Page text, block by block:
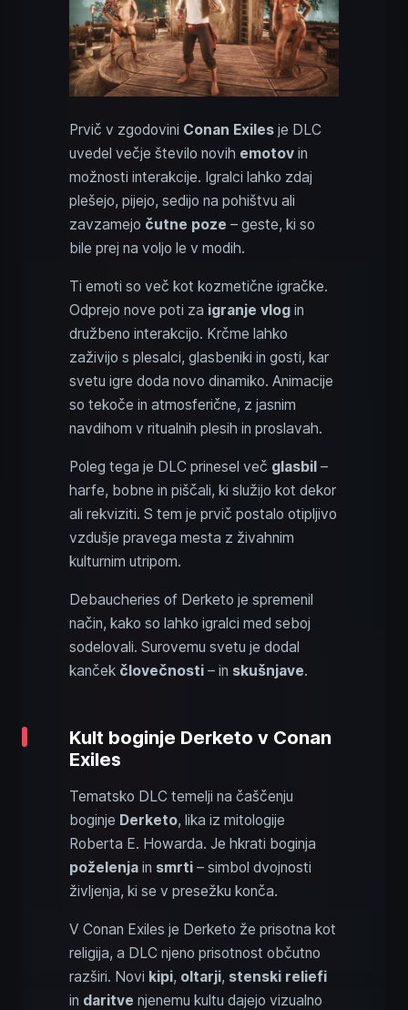
Prvič v zgodovini Conan Exiles je DLC
uvedel večje število novih emotov in
možnosti interakcije. Igralci lahko zdaj
plešejo, pijejo, sedijo na pohištvu ali
zavzamejo čutne poze – geste, ki so
bile prej na voljo le v modih.
Ti emoti so več kot kozmetične igračke.
Odprejo nove poti za igranje vlog in
družbeno interakcijo. Krčme lahko
zaživijo s plesalci, glasbeniki in gosti, kar
svetu igre doda novo dinamiko. Animacije
so tekoče in atmosferične, z jasnim
navdihom v ritualnih plesih in proslavah.
Poleg tega je DLC prinesel več glasbil –
harfe, bobne in piščali, ki služijo kot dekor
ali rekviziti. S tem je prvič postalo otipljivo
vzdušje pravega mesta z živahnim
kulturnim utripom.
Debaucheries of Derketo je spremenil
način, kako so lahko igralci med seboj
sodelovali. Surovemu svetu je dodal
kanček človečnosti – in skušnjave.
Kult boginje Derketo v Conan
Exiles
Tematsko DLC temelji na čaščenju
boginje Derketo, lika iz mitologije
Roberta E. Howarda. Je hkrati boginja
poželenja in smrti – simbol dvojnosti
življenja, ki se v presežku konča.
V Conan Exiles je Derketo že prisotna kot
religija, a DLC njeno prisotnost občutno
razširi. Novi kipi, oltarji, stenski reliefi
in daritve njenemu kultu dajejo vizualno